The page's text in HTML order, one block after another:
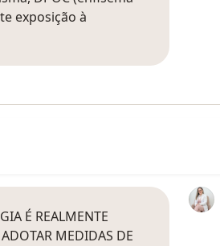
exposição à
É REALMENTE
MEDIDAS DE